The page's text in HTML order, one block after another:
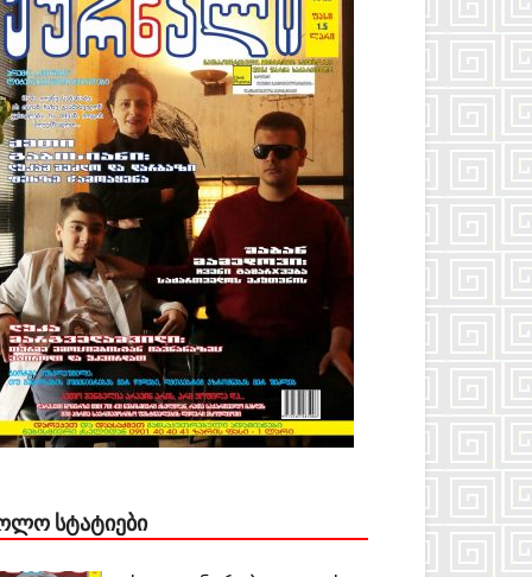
ᲡᲢᲐᲢᲘᲔᲑᲘ